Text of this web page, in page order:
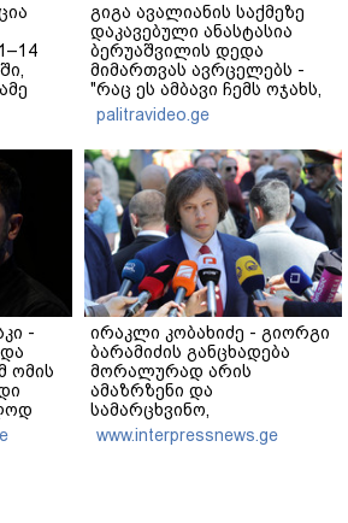
გიგა ავალიანის საქმეზე
დაკავებული ანასტასია
ბერუაშვილის დედა
მიმართვას ავრცელებს -
"რაც ეს ამბავი ჩემს ოჯახს,
ჩემს ანასტასიას გადახდა
თავს, მის მერე მე მე არ
ვარ"
palitravideo.ge
-
ომის
ირაკლი კობახიძე - გიორგი
ბარამიძის განცხადება
მორალურად არის
ამაზრზენი და
სამარცხვინო,
სამართლებრივ მხარეს რაც
შეეხება, ამას შესაბამისი
www.interpressnews.ge